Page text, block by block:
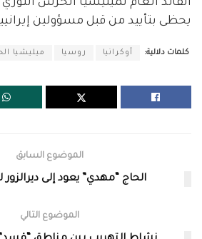
القائد العام لميليشيا الحرس الثوري
يحظى بتأييد من قبل مسؤولين
كلمات دلالية: أوكرانيا روسيا ميليشيا
الموضوع السابق
الحاج “مهدي” يعود إلى
الموضوع التالي